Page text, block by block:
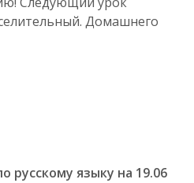
Домашнего
русскому языку на 19.06